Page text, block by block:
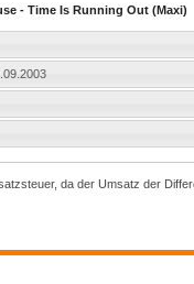
- Time Is Running Out (Maxi)
da der Umsatz der